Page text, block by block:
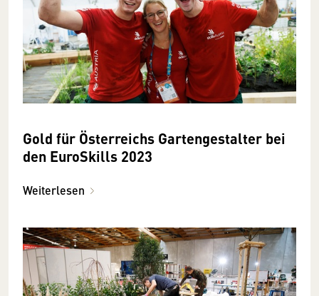
Gold für Österreichs Gartengestalter bei
den EuroSkills 2023
Weiterlesen